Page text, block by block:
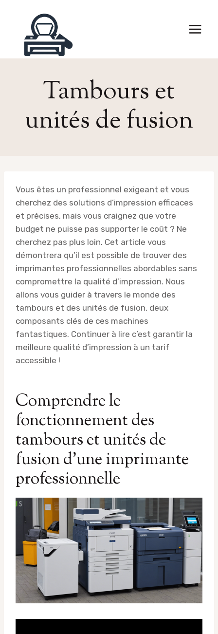
Tambours et
unités de fusion
Vous êtes un professionnel exigeant et vous
cherchez des solutions d’impression efficaces
et précises, mais vous craignez que votre
budget ne puisse pas supporter le coût ? Ne
cherchez pas plus loin. Cet article vous
démontrera qu’il est possible de trouver des
imprimantes professionnelles abordables sans
compromettre la qualité d’impression. Nous
allons vous guider à travers le monde des
tambours et des unités de fusion, deux
composants clés de ces machines
fantastiques. Continuer à lire c’est garantir la
meilleure qualité d’impression à un tarif
accessible !
Comprendre le
fonctionnement des
tambours et unités de
fusion d’une imprimante
professionnelle